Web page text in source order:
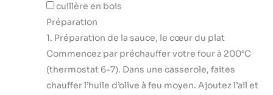
cuillère en bois
Préparation
1. Préparation de la sauce, le cœur du plat
Commencez par préchauffer votre four à 200°C
(thermostat 6-7). Dans une casserole, faites
chauffer l’huile d’olive à feu moyen. Ajoutez l’ail et